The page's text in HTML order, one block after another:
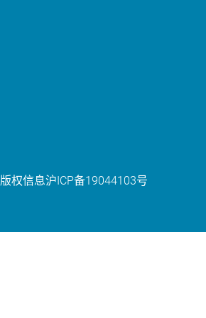
版权信息沪ICP备19044103号